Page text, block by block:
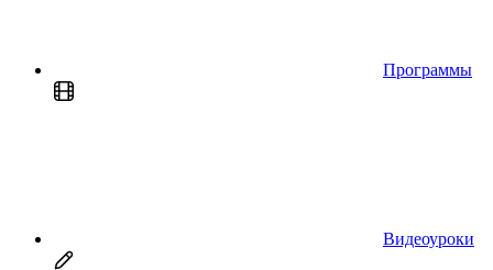
Программы
Видеоуроки